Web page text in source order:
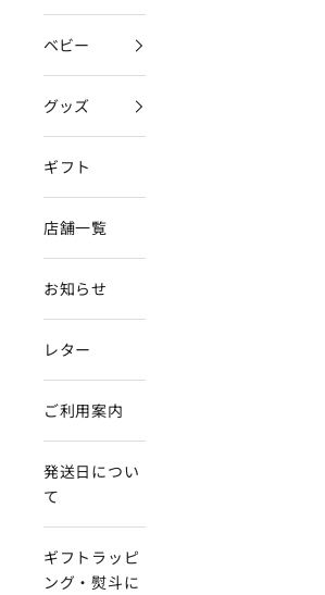
ベビー
グッズ
ギフト
店舗一覧
お知らせ
レター
ご利用案内
発送日につい
て
ギフトラッピ
ング・熨斗に